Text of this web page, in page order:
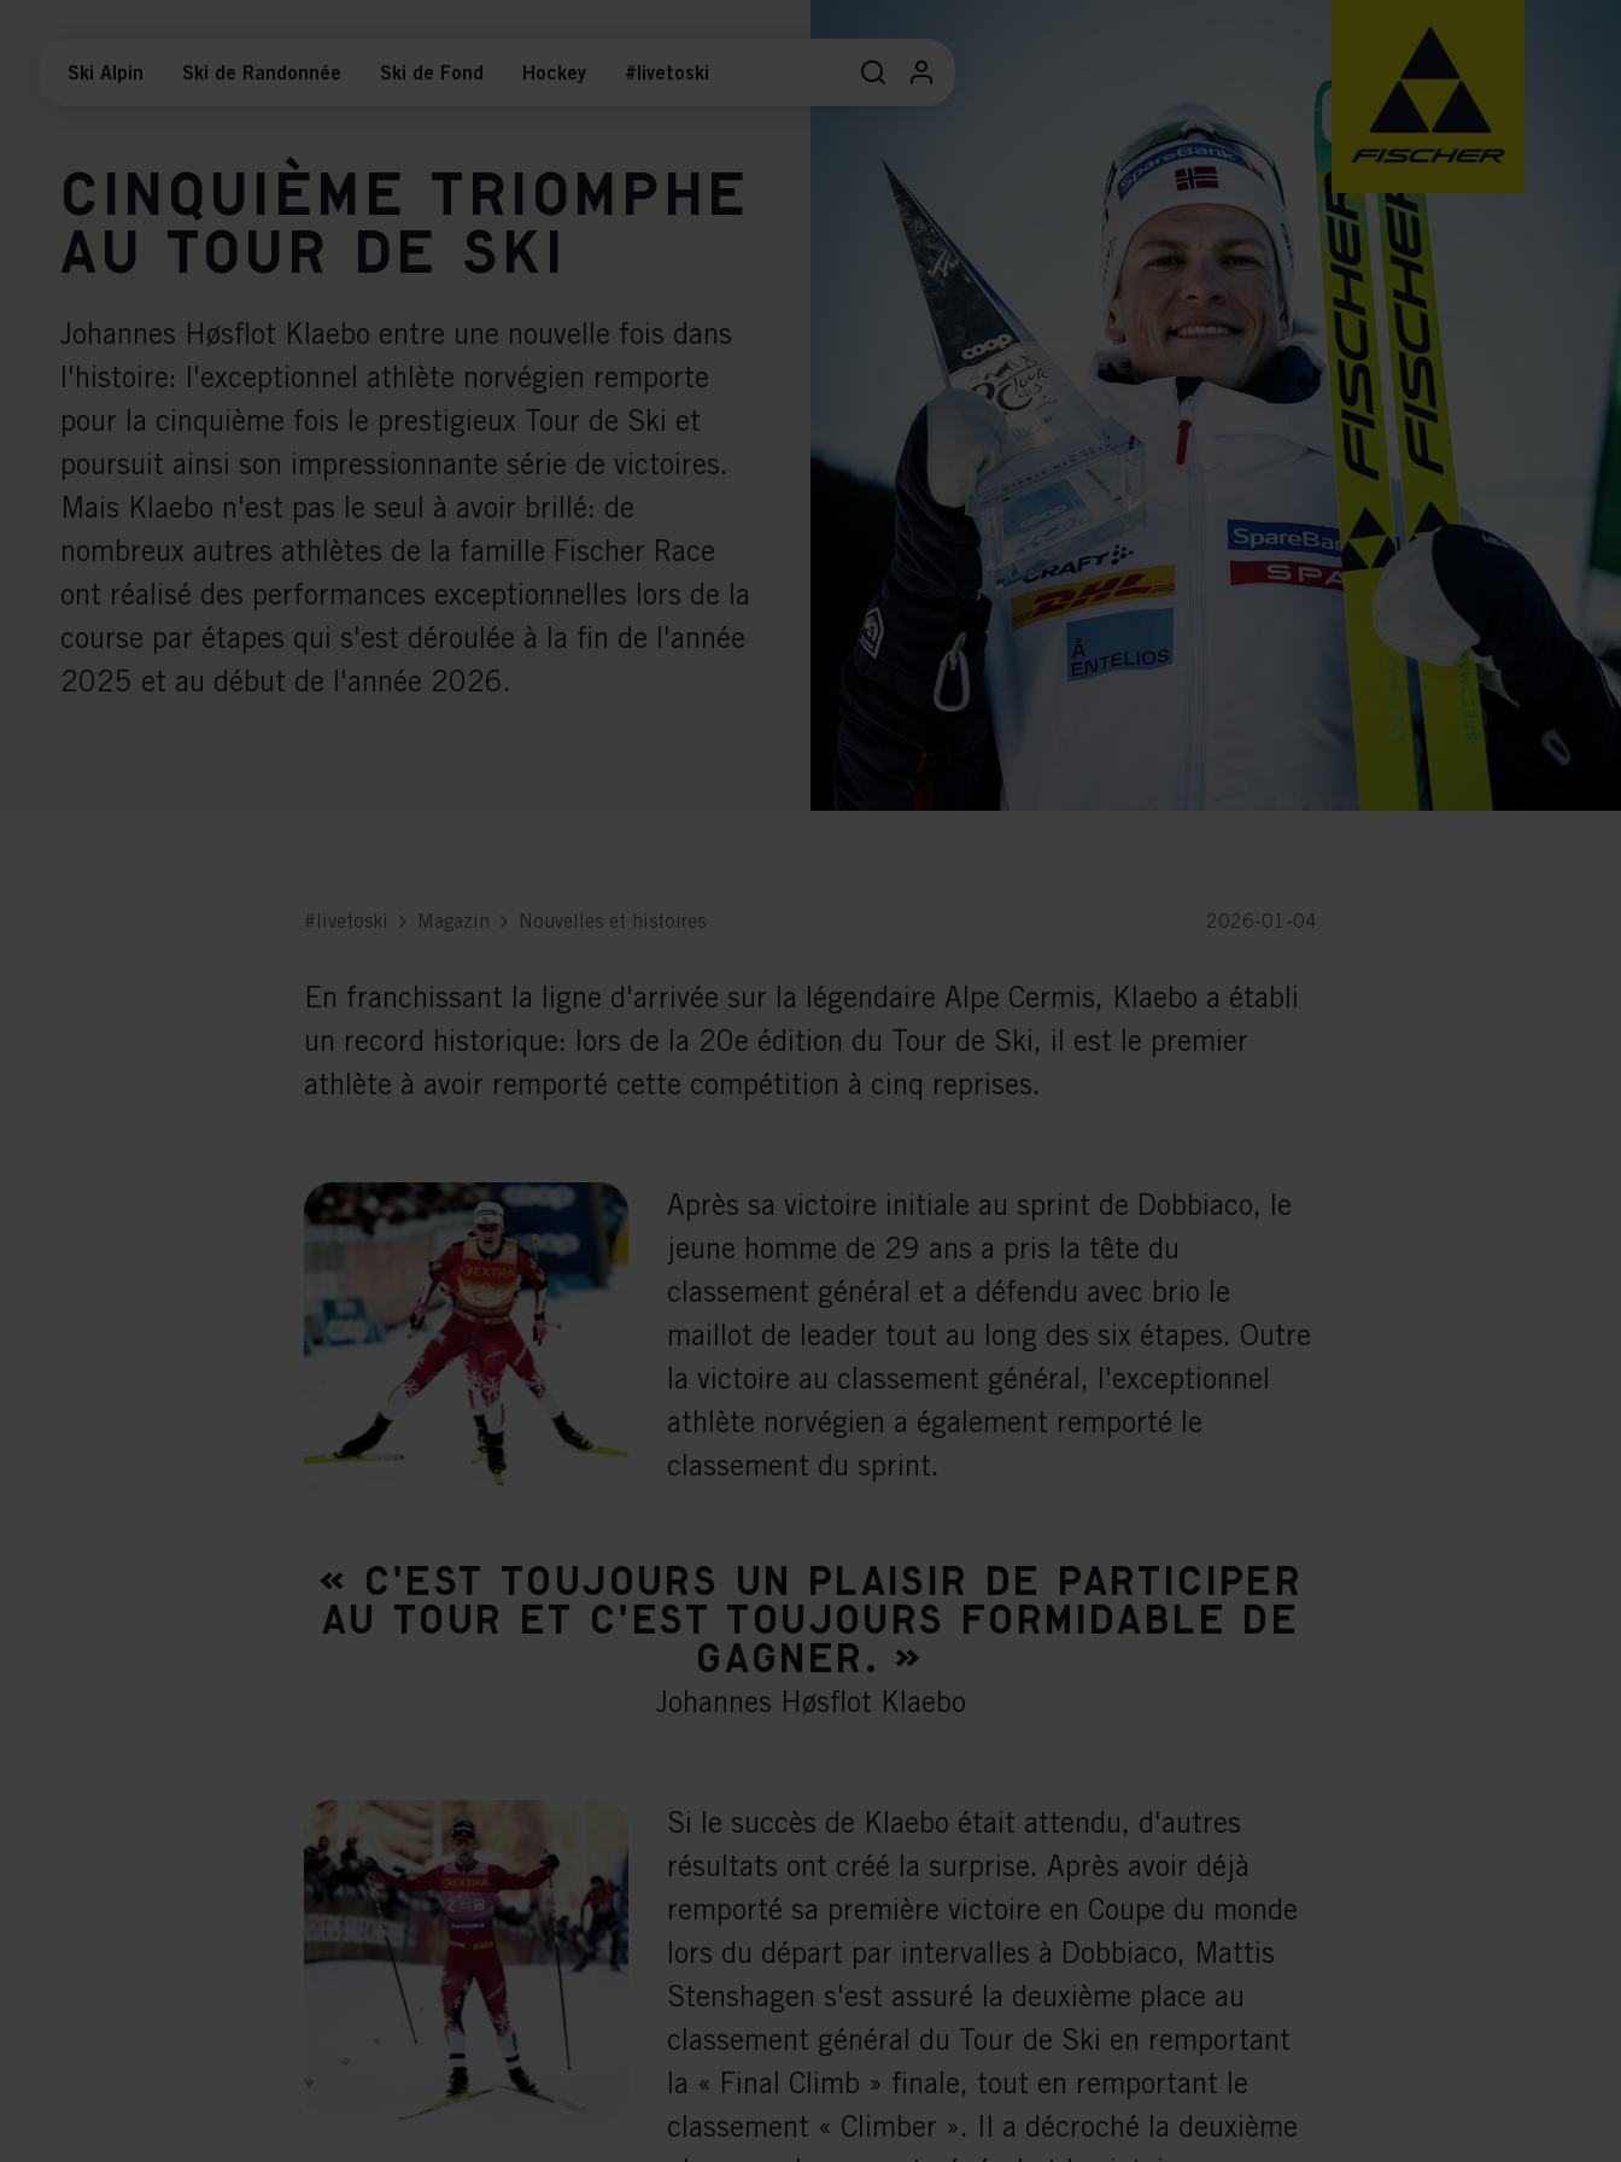
Ski Alpin Ski de Randonnée Ski de Fond Hockey #livetoski
Cinquième triomphe
au Tour de Ski
Johannes Høsflot Klaebo entre une nouvelle fois dans
l'histoire: l'exceptionnel athlète norvégien remporte
pour la cinquième fois le prestigieux Tour de Ski et
poursuit ainsi son impressionnante série de victoires.
Mais Klaebo n'est pas le seul à avoir brillé: de
nombreux autres athlètes de la famille Fischer Race
ont réalisé des performances exceptionnelles lors de la
course par étapes qui s'est déroulée à la fin de l'année
2025 et au début de l'année 2026.
#livetoski Magazin Nouvelles et histoires 2026-01-04
En franchissant la ligne d'arrivée sur la légendaire Alpe Cermis, Klaebo a établi
un record historique: lors de la 20e édition du Tour de Ski, il est le premier
athlète à avoir remporté cette compétition à cinq reprises.
Après sa victoire initiale au sprint de Dobbiaco, le
jeune homme de 29 ans a pris la tête du
classement général et a défendu avec brio le
maillot de leader tout au long des six étapes. Outre
la victoire au classement général, l'exceptionnel
athlète norvégien a également remporté le
classement du sprint.
« C'est toujours un plaisir de participer
au Tour et c'est toujours formidable de
gagner. »
Johannes Høsflot Klaebo
Si le succès de Klaebo était attendu, d'autres
résultats ont créé la surprise. Après avoir déjà
remporté sa première victoire en Coupe du monde
lors du départ par intervalles à Dobbiaco, Mattis
Stenshagen s'est assuré la deuxième place au
classement général du Tour de Ski en remportant
la « Final Climb » finale, tout en remportant le
classement « Climber ». Il a décroché la deuxième